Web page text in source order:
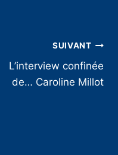
SUIVANT
L’interview confinée
de… Caroline Millot